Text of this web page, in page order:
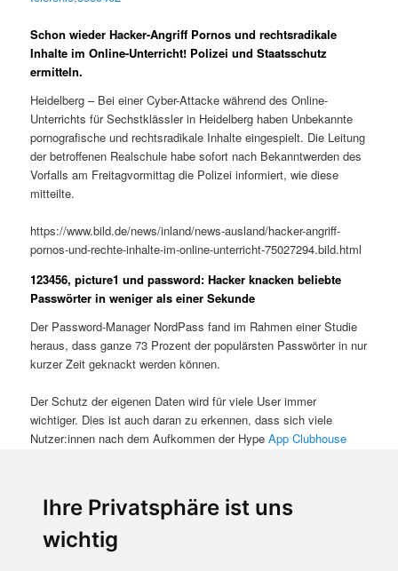
Ihre Privatsphäre ist uns
wichtig
Schon wieder Hacker-Angriff Pornos und rechtsradikale
Inhalte im Online-Unterricht! Polizei und Staatsschutz
ermitteln.
Heidelberg – Bei einer Cyber-Attacke während des Online-
Unterrichts für Sechstklässler in Heidelberg haben Unbekannte
pornografische und rechtsradikale Inhalte eingespielt. Die Leitung
der betroffenen Realschule habe sofort nach Bekanntwerden des
Vorfalls am Freitagvormittag die Polizei informiert, wie diese
mitteilte.
https://www.bild.de/news/inland/news-ausland/hacker-angriff-
pornos-und-rechte-inhalte-im-online-unterricht-75027294.bild.html
123456, picture1 und password: Hacker knacken beliebte
Passwörter in weniger als einer Sekunde
Der Password-Manager NordPass fand im Rahmen einer Studie
heraus, dass ganze 73 Prozent der populärsten Passwörter in nur
kurzer Zeit geknackt werden können.
Der Schutz der eigenen Daten wird für viele User immer
wichtiger. Dies ist auch daran zu erkennen, dass sich viele
Nutzer:innen nach dem Aufkommen der HypeApp Clubhouse
123456, picture1 und password: Hacker knacken beliebte Passwörter
in weniger als einer Sekunde